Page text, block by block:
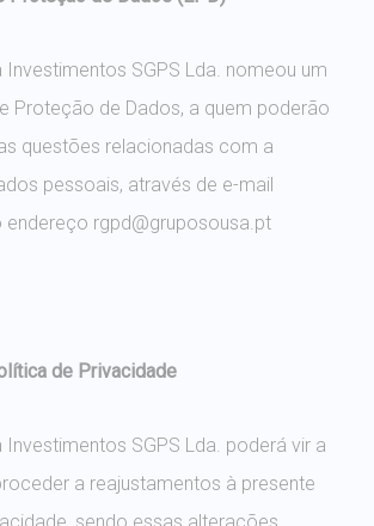
Investimentos SGPS Lda. nomeou um
Proteção de Dados, a quem poderão
questões relacionadas com a
pessoais, através de e-mail
endereço rgpd@gruposousa.pt
de Privacidade
Investimentos SGPS Lda. poderá vir a
a reajustamentos à presente
sendo essas alterações